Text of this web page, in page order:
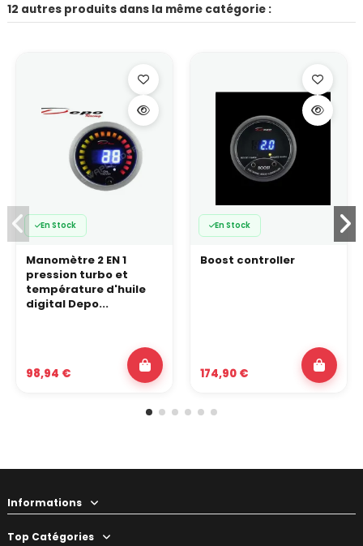
12 autres produits dans la même catégorie :
En Stock
Manomètre 2 EN 1
pression turbo et
température d'huile
digital Depo...
98,94 €
En Stock
Boost controller
174,90 €
Informations
Top Catégories